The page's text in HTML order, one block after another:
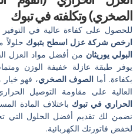
الصخري) وتكلفته في تبوك
للحصول على كفاءة عالية في
ارخص شركة عزل اسطح بتبوك حلولاً
البولي يوريثان من أفضل مواد العزل
يوفر طبقة عازلة خفيفة الوزن
بكفاءة. أماالصوف الصخري، فهو
العالية على مقاومة التوصيل
الحراري في تبوك باختلاف المادة
نضمن لك تقديم أفضل الحلول التي
لخفض فاتورتك الكهربائية.